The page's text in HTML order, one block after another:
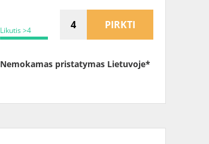
Likutis >4 PIRKTI
Nemokamas pristatymas Lietuvoje*